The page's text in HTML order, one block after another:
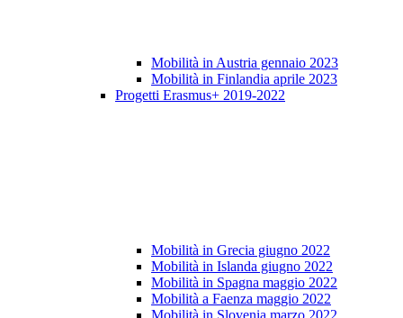
Mobilità in Austria gennaio 2023
Mobilità in Finlandia aprile 2023
Progetti Erasmus+ 2019-2022
Mobilità in Grecia giugno 2022
Mobilità in Islanda giugno 2022
Mobilità in Spagna maggio 2022
Mobilità a Faenza maggio 2022